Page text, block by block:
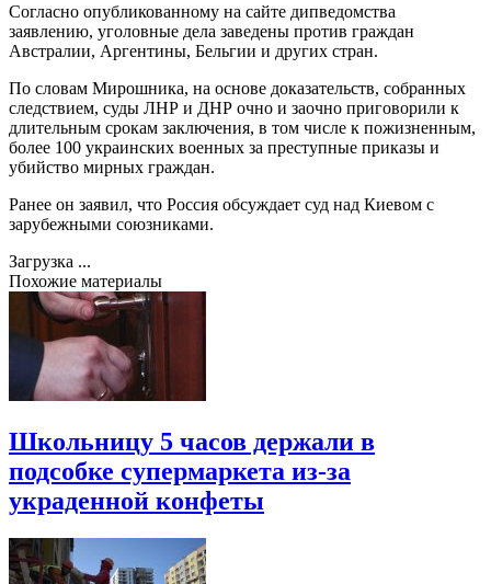
Согласно опубликованному на сайте дипведомства
заявлению, уголовные дела заведены против граждан
Австралии, Аргентины, Бельгии и других стран.
По словам Мирошника, на основе доказательств, собранных
следствием, суды ЛНР и ДНР очно и заочно приговорили к
длительным срокам заключения, в том числе к пожизненным,
более 100 украинских военных за преступные приказы и
убийство мирных граждан.
Ранее он заявил, что Россия обсуждает суд над Киевом с
зарубежными союзниками.
Загрузка ...
Похожие материалы
Школьницу 5 часов держали в
подсобке супермаркета из-за
украденной конфеты